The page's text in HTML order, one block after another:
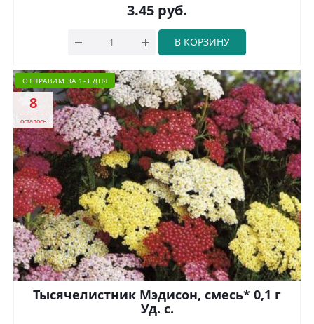
3.45 руб.
В КОРЗИНУ
ОТПРАВИМ ЗА 1-3 ДНЯ
8
осталось
Тысячелистник Мэдисон, смесь* 0,1 г
Уд. с.